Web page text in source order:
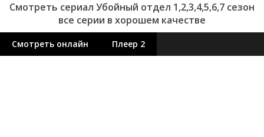
Смотреть сериал Убойный отдел 1,2,3,4,5,6,7 сезон
все серии в хорошем качестве
Смотреть онлайн Плеер 2